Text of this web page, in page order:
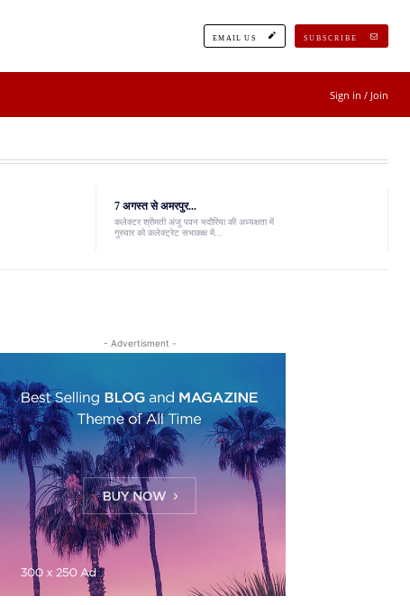
EMAIL US SUBSCRIBE
Sign in / Join
7 अगस्त से अमरपुर...
कलेक्टर श्रीमती अंजू पवन भदौरिया की अध्यक्षता में
गुरुवार को कलेक्ट्रेट सभाकक्ष में...
- Advertisment -